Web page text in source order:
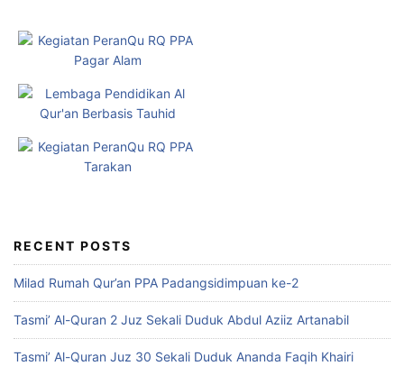
RECENT POSTS
Milad Rumah Qur’an PPA Padangsidimpuan ke-2
Tasmi’ Al-Quran 2 Juz Sekali Duduk Abdul Aziiz Artanabil
Tasmi’ Al-Quran Juz 30 Sekali Duduk Ananda Faqih Khairi